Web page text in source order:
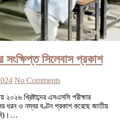
সিলেবাস প্রকাশ
No Comments
খ্রিষ্টাব্দের এসএসসি পরীক্ষার
ধরন ও নম্বর বণ্টন প্রকাশ করেছে জাতীয়